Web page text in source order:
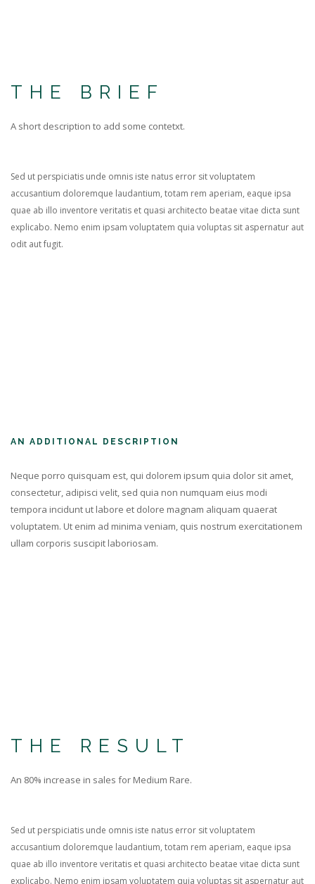
THE BRIEF
A short description to add some contetxt.
Sed ut perspiciatis unde omnis iste natus error sit voluptatem
accusantium doloremque laudantium, totam rem aperiam, eaque ipsa
quae ab illo inventore veritatis et quasi architecto beatae vitae dicta sunt
explicabo. Nemo enim ipsam voluptatem quia voluptas sit aspernatur aut
odit aut fugit.
AN ADDITIONAL DESCRIPTION
Neque porro quisquam est, qui dolorem ipsum quia dolor sit amet,
consectetur, adipisci velit, sed quia non numquam eius modi
tempora incidunt ut labore et dolore magnam aliquam quaerat
voluptatem. Ut enim ad minima veniam, quis nostrum exercitationem
ullam corporis suscipit laboriosam.
THE RESULT
An 80% increase in sales for Medium Rare.
Sed ut perspiciatis unde omnis iste natus error sit voluptatem
accusantium doloremque laudantium, totam rem aperiam, eaque ipsa
quae ab illo inventore veritatis et quasi architecto beatae vitae dicta sunt
explicabo. Nemo enim ipsam voluptatem quia voluptas sit aspernatur aut